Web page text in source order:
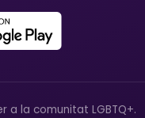
a la comunitat LGBTQ+.